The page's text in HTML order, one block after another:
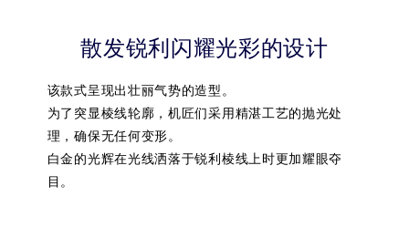
散发锐利闪耀光彩的设计
该款式呈现出壮丽气势的造型。
为了突显棱线轮廓，机匠们采用精湛工艺的抛光处
理，确保无任何变形。
白金的光辉在光线洒落于锐利棱线上时更加耀眼夺
目。